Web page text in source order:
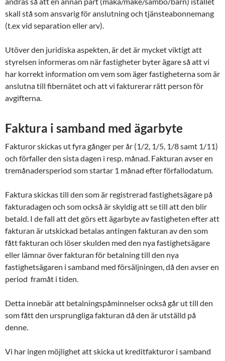
skall stå som ansvarig för anslutning och tjänsteabonnemang
(t.ex vid separation eller arv).
Utöver den juridiska aspekten, är det är mycket viktigt att
styrelsen informeras om när fastigheter byter ägare så att vi
har korrekt information om vem som äger fastigheterna som är
anslutna till fibernätet och att vi fakturerar rätt person för
avgifterna.
Faktura i samband med ägarbyte
Fakturor skickas ut fyra gånger per år (1/2, 1/5, 1/8 samt 1/11)
och förfaller den sista dagen i resp. månad. Fakturan avser en
tremånadersperiod som startar 1 månad efter förfallodatum.
Faktura skickas till den som är registrerad fastighetsägare på
fakturadagen och som också är skyldig att se till att den blir
betald. I de fall att det görs ett ägarbyte av fastigheten efter att
fakturan är utskickad betalas antingen fakturan av den som
fått fakturan och löser skulden med den nya fastighetsägare
eller lämnar över fakturan för betalning till den nya
fastighetsägaren i samband med försäljningen, då den avser en
period framåt i tiden.
Detta innebär att betalningspåminnelser också går ut till den
som fått den ursprungliga fakturan då den är utställd på
denne.
Vi har ingen möjlighet att skicka ut kreditfakturor i samband